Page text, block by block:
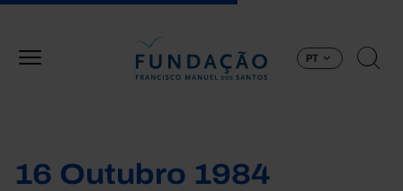
PT
16 Outubro 1984